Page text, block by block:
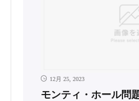
12月 25, 2023
モンティ・ホール問